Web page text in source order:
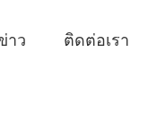
าว ติดต่อเรา